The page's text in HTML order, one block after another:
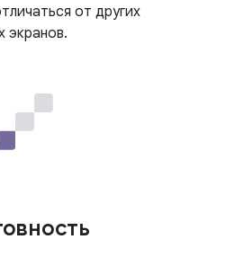
от других
экранов.